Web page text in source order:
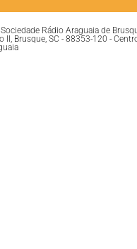
Rádio Araguaia de
II, Brusque, SC - 88353-120 -